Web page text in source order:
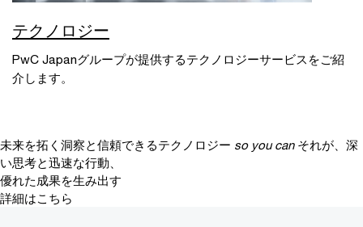
テクノロジー
PwC Japanグループが提供するテクノロジーサービスをご紹
介します。
未来を拓く洞察と信頼できるテクノロジー so you can それが、深
い思考と迅速な行動、
優れた成果を生み出す
詳細はこちら